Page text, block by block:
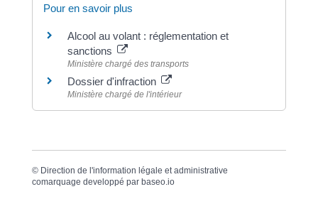
Pour en savoir plus
Alcool au volant : réglementation et
sanctions
Ministère chargé des transports
Dossier d'infraction
Ministère chargé de l'intérieur
© Direction de l'information légale et administrative
comarquage developpé par baseo.io